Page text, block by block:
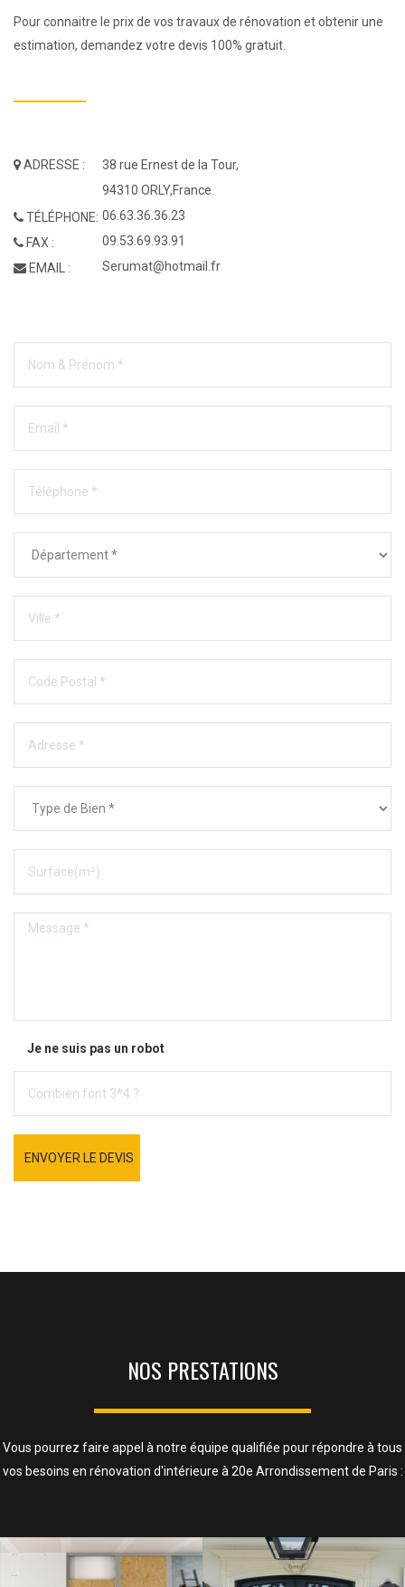
Pour connaitre le prix de vos travaux de rénovation et obtenir une
estimation, demandez votre devis 100% gratuit.
ADRESSE :
TÉLÉPHONE:
FAX :
EMAIL :
38 rue Ernest de la Tour,
94310 ORLY,France.
06.63.36.36.23
09.53.69.93.91
Serumat@hotmail.fr
Je ne suis pas un robot
ENVOYER LE DEVIS
NOS PRESTATIONS
Vous pourrez faire appel à notre équipe qualifiée pour répondre à tous
vos besoins en rénovation d'intérieure à 20e Arrondissement de Paris :
ISOLATION, CLOISONS ET FAUX
PLAFOND